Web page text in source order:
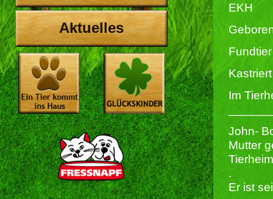
Aktuelles
EKH
Fundtier
Im
John-
Mutter
.
Er ist